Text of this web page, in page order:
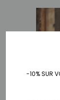
-10% SUR